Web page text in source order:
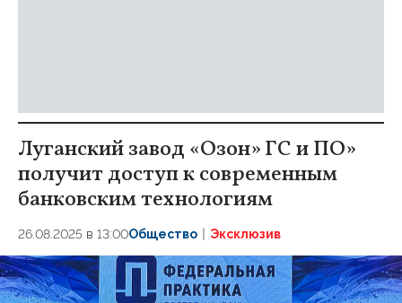
Луганский завод «Озон» ГС и ПО»
получит доступ к современным
банковским технологиям
26.08.2025 в 13:00Общество Эксклюзив